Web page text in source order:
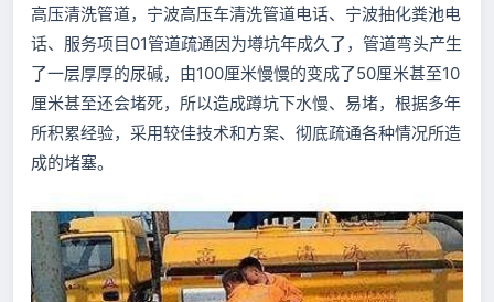
高压清洗管道，宁波高压车清洗管道电话、宁波抽化粪池电
话、服务项目01管道疏通因为墫坑年成久了，管道弯头产生
了一层厚厚的尿碱，由100厘米慢慢的变成了50厘米甚至10
厘米甚至还会堵死，所以造成蹲坑下水慢、易堵，根据多年
所积累经验，采用较佳技术和方案、彻底疏通各种情况所造
成的堵塞。